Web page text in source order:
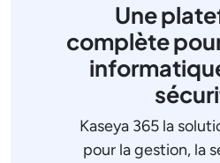
Une
complète
Kaseya 365 la
pour la gestion, la